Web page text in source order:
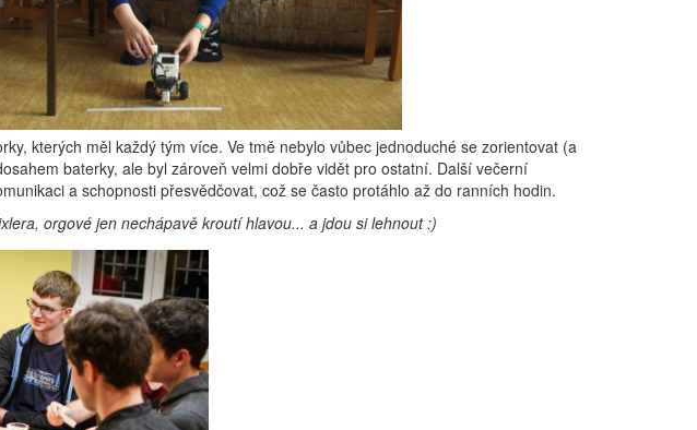
kterých měl každý tým více. Ve tmě nebylo vůbec jednoduché se zorientovat (a
baterky, ale byl zároveň velmi dobře vidět pro ostatní. Další večerní
a schopnosti přesvědčovat, což se často protáhlo až do ranních hodin.
orgové jen nechápavě kroutí hlavou... a jdou si lehnout :)